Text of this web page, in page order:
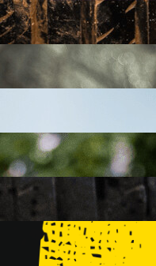
INTRO U-16
15 PRZESZKÓD
3
RUNMAGEDDON
70 PRZESZKÓD
21
FAMILY
15 PRZESZKÓD
2
KIDS
15 PRZESZKÓD
1
TRENINGI
WYDARZENIA